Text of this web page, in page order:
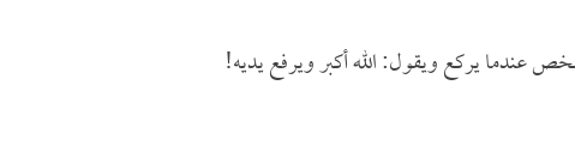
عندما يركع ويقول: الله أكبر ويرفع يديه!